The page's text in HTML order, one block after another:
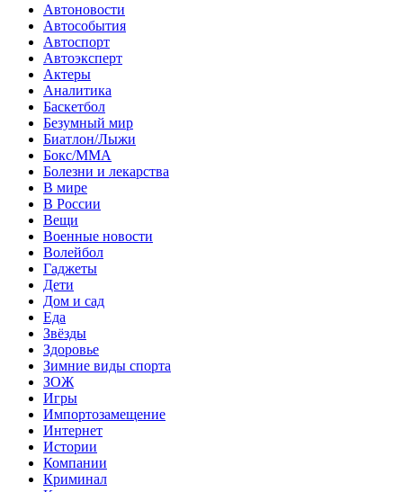
Автоновости
Автособытия
Автоспорт
Автоэксперт
Актеры
Аналитика
Баскетбол
Безумный мир
Биатлон/Лыжи
Бокс/MMA
Болезни и лекарства
В мире
В России
Вещи
Военные новости
Волейбол
Гаджеты
Дети
Дом и сад
Еда
Звёзды
Здоровье
Зимние виды спорта
ЗОЖ
Игры
Импортозамещение
Интернет
Истории
Компании
Криминал